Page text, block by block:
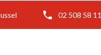
02 508 58 11